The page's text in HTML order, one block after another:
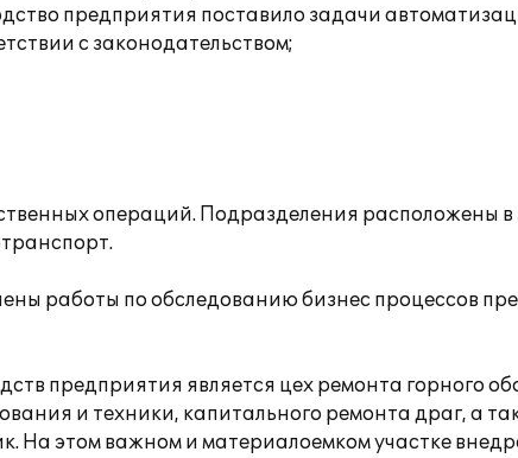
предприятия поставило задачи
с законодательством;
операций. Подразделения расположены в
работы по обследованию бизнес процессов
предприятия является цех ремонта горного
и техники, капитального ремонта драг, а
На этом важном и материалоемком участке